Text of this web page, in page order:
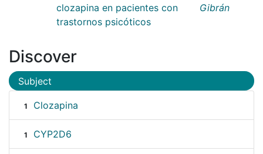
clozapina en pacientes con
trastornos psicóticos
Gibrán
Discover
Subject
1 Clozapina
1 CYP2D6